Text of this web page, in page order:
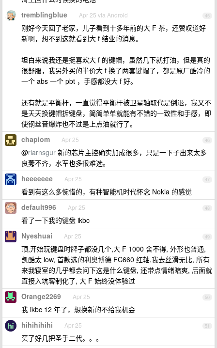
45
tremblingblue Apr 25 via Android
刚好今天回了老家，儿子看到十多年前的大 F 茶，还赞叹道好
新啊，想不到这就看到大 f 结业的消息。
坦白来说我还是挺喜欢大 f 的键帽，虽然几下就打油，但是真的
很舒服，我另外买的半价大 f 换了两套键帽了，都是原厂酷冷的
一个 abs 一个 pbt ，手感都没大 f 好。
还有就是平衡杆，一直觉得平衡杆被卫星轴取代是倒退，我又不
是天天换键帽拆键盘，简简单单就能有不错的一致性和手感，即
使钢丝音爆炸也不过是上点油就行了。
46
chapiom Apr 25
@rlarnsgur 新的芯片主控确实加成很多，只是一下子出来太多
良莠不齐，水军也多很难选。
47
heeeeeee Apr 25
看到有这么多惋惜的，有种智能机时代怀念 Nokia 的感觉
48
default996 Apr 25
看了一下我的键盘 ikbc
49
Nyeshuai Apr 25
顶,开始玩键盘时牌子都没几个,大 F 1000 舍不得, 外形也普通,
凯酷太 low, 首款选的利奥博德 FC660 红轴,我去丝滑无比, 所有
来我寝室的几乎都会问下这是什么键盘, 还带点情绪暗爽, 后面就
直接入坑客制化了, 大 F 始终没体验过
50
Orange2269 Apr 25
我 ikbc 12 年了，想换新的不给我机会
51
hihihihihi Apr 25
买了好几把圣手二代。。。